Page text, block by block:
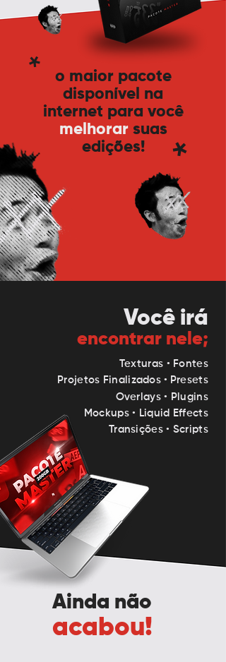
*
o maior pacote
disponível na
internet para você
melhorarsuas
edições!
*
Você irá
encontrar nele;
Texturas • Fontes
Projetos Finalizados• Presets
Overlays• Plugins
Mockups• Liquid Effects
Transições• Scripts
Ainda não
acabou!